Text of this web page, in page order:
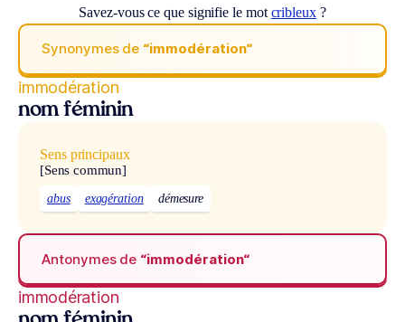
Savez-vous ce que signifie le mot cribleux?
Synonymes de “immodération“
immodération
nom féminin
Sens principaux
[Sens commun]
abus exagération démesure
Antonymes de “immodération“
immodération